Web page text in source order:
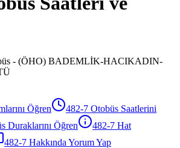
- (ÖHO) BADEMLİK-HACIKADIN-
Öğren 482-7 Otobüs Saatlerini
Duraklarını Öğren 482-7 Hat
482-7 Hakkında Yorum Yap